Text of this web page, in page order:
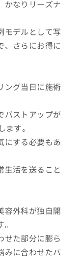
かなりリーズナ
モデルとして写
、さらにお得に
ング当日に施術
バストアップが
す。
にする必要もあ
生活を送ること
容外科が独自開
せた部分に膨ら
みに合わせたバ